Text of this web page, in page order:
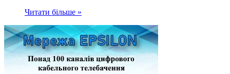
Читати більше »